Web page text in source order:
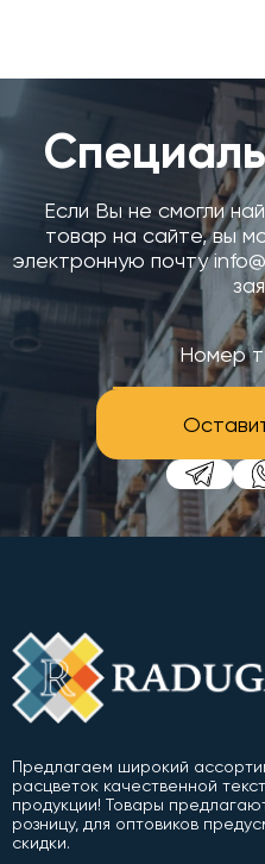
Если Вы не смогли
товар на сайте, вы
электронную почту
Предлагаем широкий
расцветок качественной
продукции! Товары
розницу, для оптовиков
скидки.